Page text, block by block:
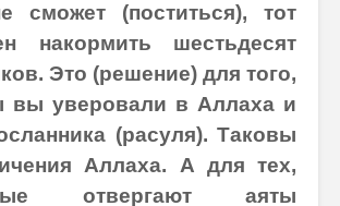
сможет (поститься), тот
накормить шестьдесят
Это (решение) для того,
вы уверовали в Аллаха и
(расуля). Таковы
Аллаха. А для тех,
отвергают аяты